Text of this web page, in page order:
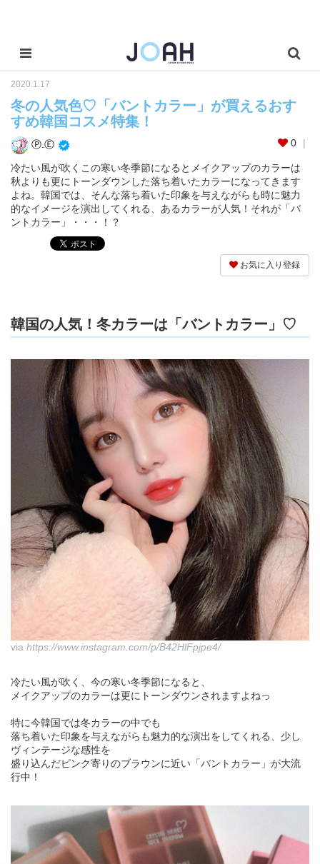
2020.1.17
冬の人気色♡「バントカラー」が買えるおす
すめ韓国コスメ特集！
Ⓟ.Ⓔ 0
冷たい風が吹くこの寒い冬季節になるとメイクアップのカラーは
秋よりも更にトーンダウンした落ち着いたカラーになってきます
よね。韓国では、そんな落ち着いた印象を与えながらも時に魅力
的なイメージを演出してくれる、あるカラーが人気！それが「バ
ントカラー」・・・！？
お気に入り登録
韓国の人気！冬カラーは「バントカラー」♡
via https://www.instagram.com/p/B42HlFpjpe4/
冷たい風が吹く、今の寒い冬季節になると、
メイクアップのカラーは更にトーンダウンされますよねっ
特に今韓国では冬カラーの中でも
落ち着いた印象を与えながらも魅力的な演出をしてくれる、少し
ヴィンテージな感性を
盛り込んだピンク寄りのブラウンに近い「バントカラー」が大流
行中！